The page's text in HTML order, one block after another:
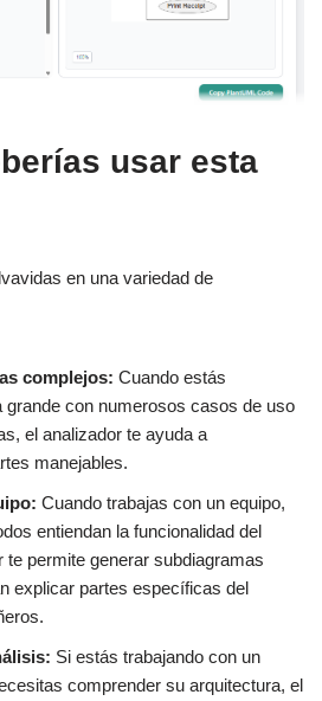
usar esta
en una variedad de
complejos: Cuando estás
grande con numerosos casos de uso
el analizador te ayuda a
manejables.
Cuando trabajas con un equipo,
entiendan la funcionalidad del
te permite generar subdiagramas
explicar partes específicas del
Si estás trabajando con un
comprender su arquitectura, el